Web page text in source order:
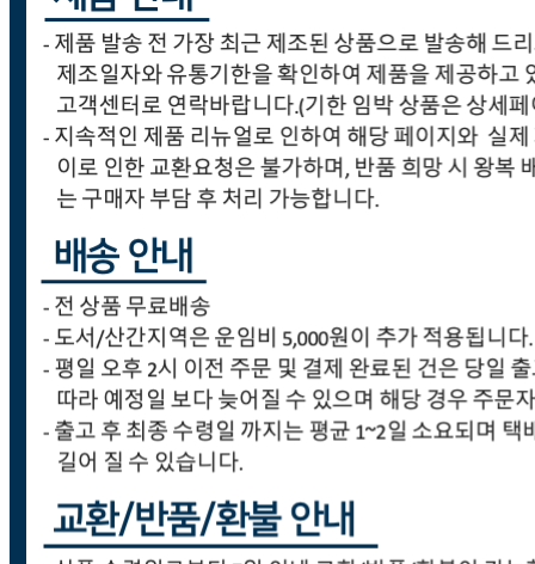
... 🛒 🛒 🛒
고무장갑.수세미.행주 BEST더보기
판매자 정보
판매자 상호
(주)세원종합유통
사업장 소재지
경기 광주시 오포읍 봉골길 33 (문형리) 세원빌딩 (주)세원종
합유통
연락처
031-766-8940
사업자
등록번호
215-81-70427
통신판매
신고번호
제 2021-경기광주-0808 호
상품 고시 정보